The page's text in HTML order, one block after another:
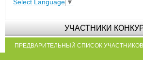
Select Language ▼
УЧАСТНИКИ
ПРЕДВАРИТЕЛЬНЫЙ СПИСОК УЧАСТНИКОВ